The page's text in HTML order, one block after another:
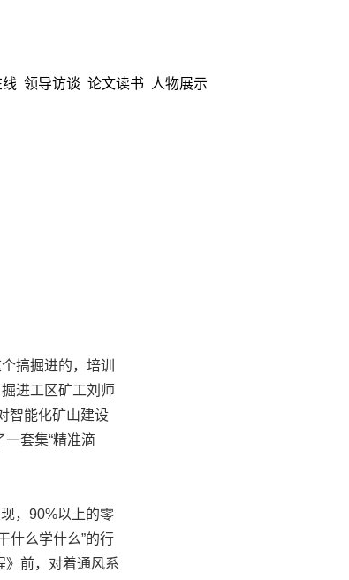
领导访谈 论文读书
人物展示
搞掘进的，培训
进工区矿工刘师
智能化矿山建设
套集“精准滴
，90%以上的零
什么学什么”的行
》前，对着通风系